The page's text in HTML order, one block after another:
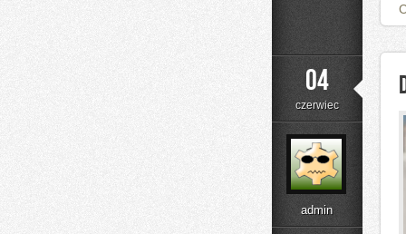
04
czerwiec
admin